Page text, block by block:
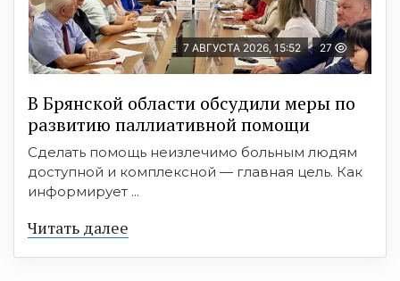
7 АВГУСТА 2026, 15:52 27
В Брянской области обсудили меры по
развитию паллиативной помощи
Сделать помощь неизлечимо больным людям
доступной и комплексной — главная цель. Как
информирует ...
Читать далее